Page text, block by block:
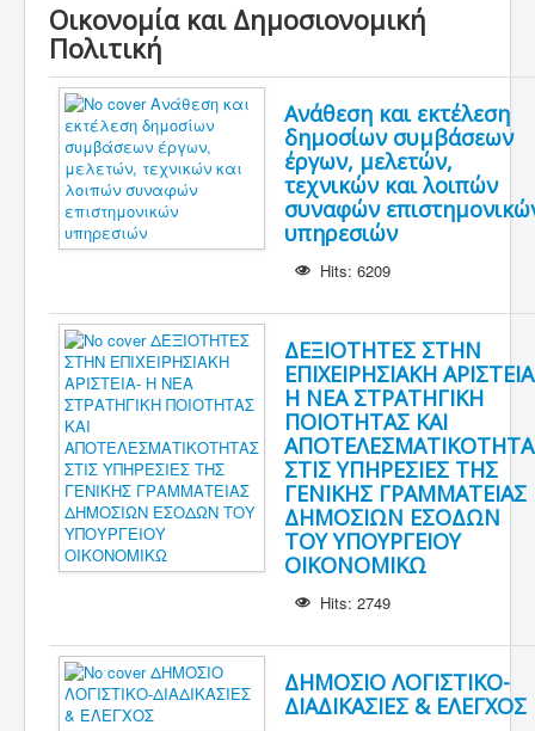
Οικονομία και Δημοσιονομική
Πολιτική
Ανάθεση και εκτέλεση
δημοσίων συμβάσεων
έργων, μελετών,
τεχνικών και λοιπών
συναφών
υπηρεσιών
Hits: 6209
ΔΕΞΙΟΤΗΤΕΣ ΣΤΗΝ
ΕΠΙΧΕΙΡΗΣΙΑΚΗ
Η ΝΕΑ ΣΤΡΑΤΗΓΙΚΗ
ΠΟΙΟΤΗΤΑΣ ΚΑΙ
ΣΤΙΣ ΥΠΗΡΕΣΙΕΣ ΤΗΣ
ΓΕΝΙΚΗΣ ΓΡΑΜΜΑΤΕΙΑΣ
ΔΗΜΟΣΙΩΝ ΕΣΟΔΩΝ
ΤΟΥ ΥΠΟΥΡΓΕΙΟΥ
ΟΙΚΟΝΟΜΙΚΩ
Hits: 2749
ΔΗΜΟΣΙΟ ΛΟΓΙΣΤΙΚΟ-
ΔΙΑΔΙΚΑΣΙΕΣ & ΕΛΕΓΧΟΣ